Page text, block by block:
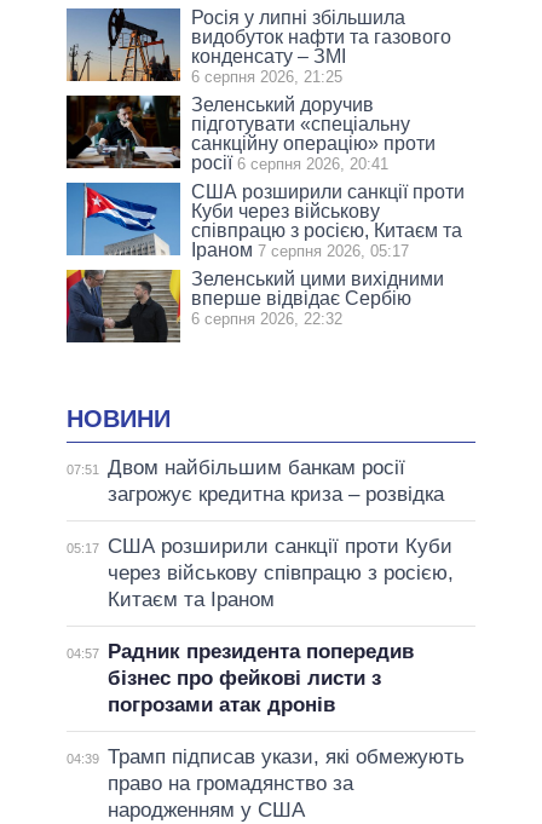
Росія у липні збільшила
видобуток нафти та газового
конденсату – ЗМІ
6 серпня 2026, 21:25
Зеленський доручив
підготувати «спеціальну
санкційну операцію» проти
росії 6 серпня 2026, 20:41
США розширили санкції проти
Куби через військову
співпрацю з росією, Китаєм та
Іраном 7 серпня 2026, 05:17
Зеленський цими вихідними
вперше відвідає Сербію
6 серпня 2026, 22:32
НОВИНИ
07:51
Двом найбільшим банкам росії
загрожує кредитна криза – розвідка
05:17
США розширили санкції проти Куби
через військову співпрацю з росією,
Китаєм та Іраном
04:57
Радник президента попередив
бізнес про фейкові листи з
погрозами атак дронів
04:39 Трамп підписав укази, які обмежують
право на громадянство за
народженням у США